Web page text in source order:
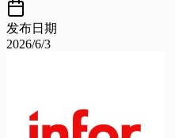
发布日期
2026/6/3